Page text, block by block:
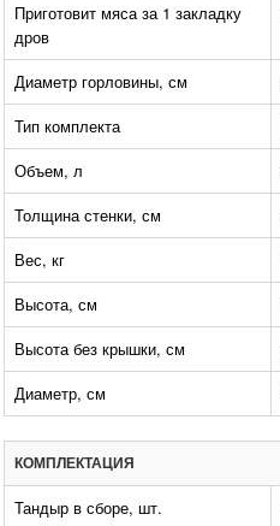
Приготовит мяса за 1 закладку
дров
Диаметр горловины, см
Тип комплекта
Объем, л
Толщина стенки, см
Вес, кг
Высота, см
Высота без крышки, см
Диаметр, см
КОМПЛЕКТАЦИЯ
Тандыр в сборе, шт.